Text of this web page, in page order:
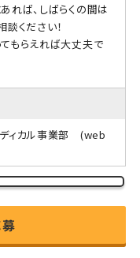
れば、しばらくの間は
ください！
もらえれば大丈夫で
ィカル事業部 (web